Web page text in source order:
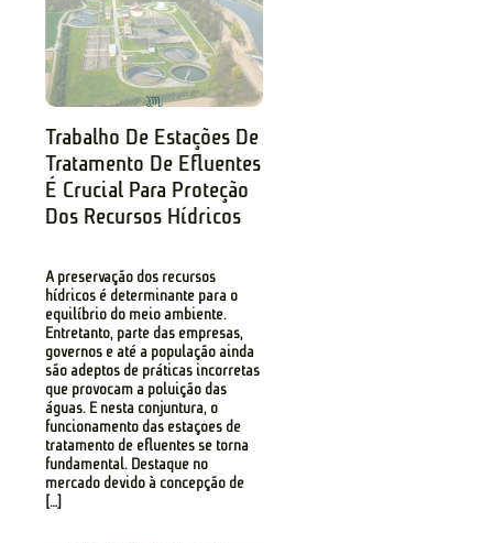
Trabalho De Estações De
Tratamento De Efluentes
É Crucial Para Proteção
Dos Recursos Hídricos
A preservação dos recursos
hídricos é determinante para o
equilíbrio do meio ambiente.
Entretanto, parte das empresas,
governos e até a população ainda
são adeptos de práticas incorretas
que provocam a poluição das
águas. E nesta conjuntura, o
funcionamento das estações de
tratamento de efluentes se torna
fundamental. Destaque no
mercado devido à concepção de
[…]